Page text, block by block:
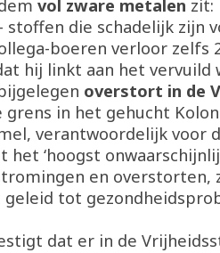
vol zware metalen zit:
stoffen die schadelijk zijn
boeren verloor zelfs
hij linkt aan het vervuild
overstort in de
grens in het gehucht
verantwoordelijk voor
‘hoogst
en overstorten,
tot
dat er in de